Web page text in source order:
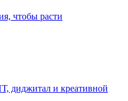
чтобы расти
диджитал и креативной